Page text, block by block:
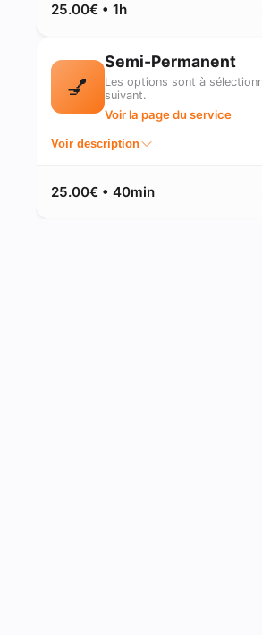
25.00€ • 1h
💅
Semi-Permanent
Les options sont à
suivant.
Voir la page du service
Voir description
25.00€ • 40min